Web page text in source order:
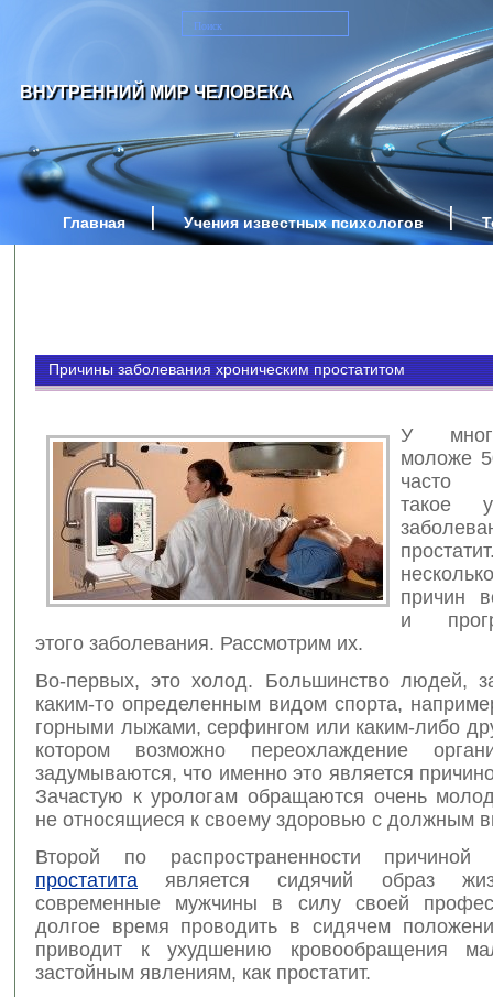
ВНУТРЕННИЙ МИР ЧЕЛОВЕКА
Главная Учения известных психологов
Причины заболевания хроническим простатитом
У
моложе
часто
такое
причин
и
этого заболевания. Рассмотрим их.
Во-первых, это холод. Большинство людей,
каким-то определенным видом спорта,
горными лыжами, серфингом или каким-либо
котором возможно переохлаждение
задумываются, что именно это является
Зачастую к урологам обращаются очень
не относящиеся к своему здоровью с должным
Второй по распространенности
простатита является сидячий образ
современные мужчины в силу своей
долгое время проводить в сидячем
приводит к ухудшению кровообращения
застойным явлениям, как простатит.